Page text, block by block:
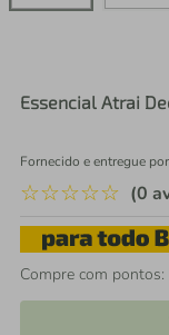
Essencial Atrai
Fornecido e entregue por
☆☆☆☆☆ (0
Compre com pontos: